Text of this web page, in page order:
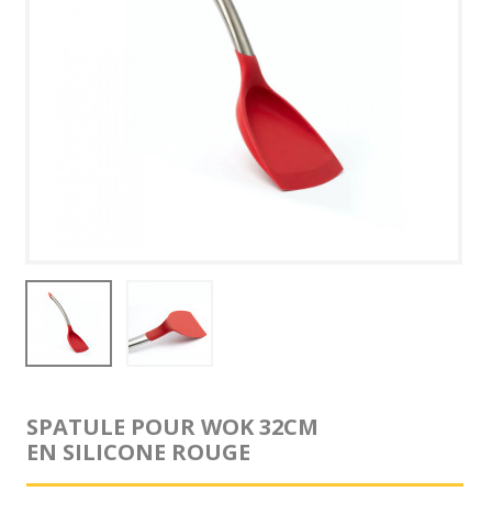
SPATULE POUR WOK 32CM
EN SILICONE ROUGE